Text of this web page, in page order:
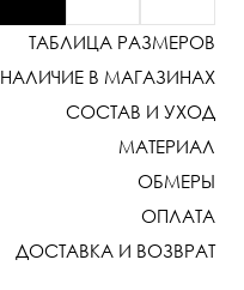
ТАБЛИЦА РАЗМЕРОВ
НАЛИЧИЕ В МАГАЗИНАХ
СОСТАВ И УХОД
МАТЕРИАЛ
ОБМЕРЫ
ОПЛАТА
ДОСТАВКА И ВОЗВРАТ